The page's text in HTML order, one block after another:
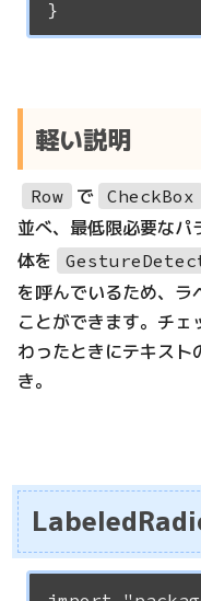
軽い説明
Row で CheckBox
並べ、最低限必要な
体を
を呼んでいるため、ラ
ことができます。チ
わったときにテキスト
き。